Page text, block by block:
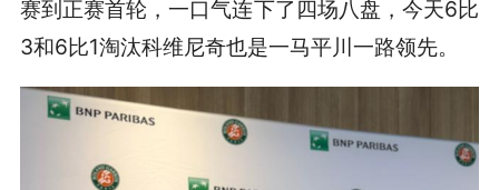
赛到正赛首轮，一口气连下了四场八盘，今天6比
3和6比1淘汰科维尼奇也是一马平川一路领先。